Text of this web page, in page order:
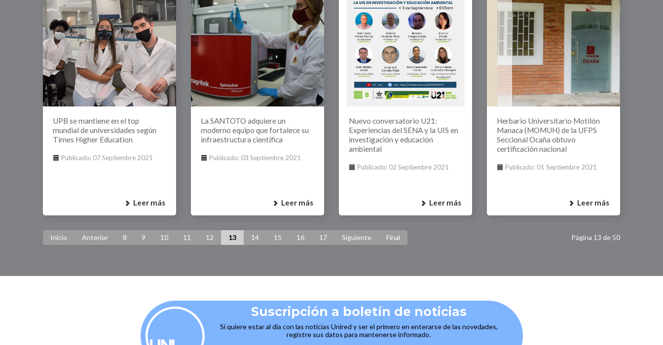
UPB se mantiene en el top
mundial de universidades según
Times Higher Education
Publicado: 07 Septiembre 2021
Leer más
La SANTOTO adquiere un
moderno equipo que fortalece su
infraestructura científica
Publicado: 03 Septiembre 2021
Leer más
Nuevo conversatorio U21:
Experiencias del SENA y la UIS en
investigación y educación
ambiental
Publicado: 02 Septiembre 2021
Leer más
Herbario Universitario Motilón
Manaca (MOMUH) de la UFPS
Seccional Ocaña obtuvo
certificación nacional
Publicado: 01 Septiembre 2021
Leer más
Página 13 de 50
Inicio Anterior 8 9 10 11 12 13 14 15 16 17 Siguiente Final
Suscripción a boletín de noticias
Si quiere estar al día con las noticias Unired y ser el primero en enterarse de las novedades,
registre sus datos para mantenerse informado.